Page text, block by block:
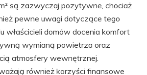
są zazwyczaj pozytywne, chociaż
pewne uwagi dotyczące tego
właścicieli domów docenia komfort
wymianą powietrza oraz
atmosfery wewnętrznej.
również korzyści finansowe